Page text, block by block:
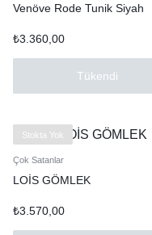
Venöve Rode Tunik Siyah
₺3.360,00
Tükendi
Stokta Yok
Çok Satanlar
LOİS GÖMLEK
₺3.570,00